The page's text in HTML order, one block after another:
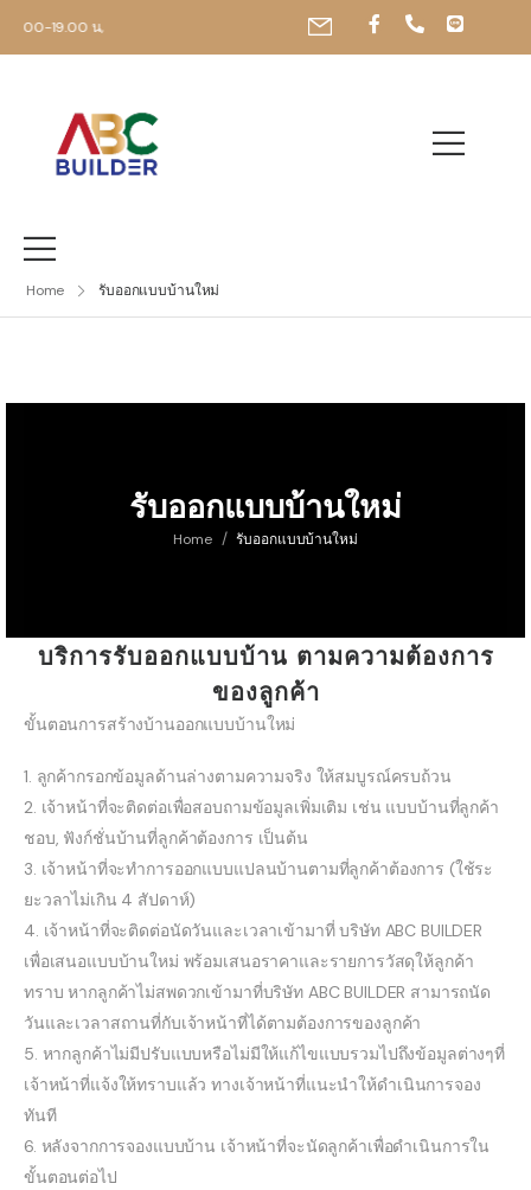
19.00 น,
Home รับออกแบบบ้านใหม่
รับออกแบบบ้านใหม่
Home / รับออกแบบบ้านใหม่
บริการรับออกแบบบ้าน ตามความต้องการ
ของลูกค้า
ขั้นตอนการสร้างบ้านออกแบบบ้านใหม่
1. ลูกค้ากรอกข้อมูลด้านล่างตามความจริง ให้สมบูรณ์ครบถ้วน
2. เจ้าหน้าที่จะติดต่อเพื่อสอบถามข้อมูลเพิ่มเติม เช่น แบบบ้านที่ลูกค้า
ชอบ, ฟังก์ชั่นบ้านที่ลูกค้าต้องการ เป็นต้น
3. เจ้าหน้าที่จะทำการออกแบบแปลนบ้านตามที่ลูกค้าต้องการ (ใช้ระ
ยะวลาไม่เกิน 4 สัปดาห์)
4. เจ้าหน้าที่จะติดต่อนัดวันและเวลาเข้ามาที่ บริษัท ABC BUILDER
เพื่อเสนอแบบบ้านใหม่ พร้อมเสนอราคาและรายการวัสดุให้ลูกค้า
ทราบ หากลูกค้าไม่สพดวกเข้ามาที่บริษัท ABC BUILDER สามารถนัด
วันและเวลาสถานที่กับเจ้าหน้าที่ได้ตามต้องการของลูกค้า
5. หากลูกค้าไม่มีปรับแบบหรือไม่มีให้แก้ไขแบบรวมไปถึงข้อมูลต่างๆที่
เจ้าหน้าที่แจ้งให้ทราบแล้ว ทางเจ้าหน้าที่แนะนำให้ดำเนินการจอง
ทันที
6. หลังจากการจองแบบบ้าน เจ้าหน้าที่จะนัดลูกค้าเพื่อดำเนินการใน
ขั้นตอนต่อไป